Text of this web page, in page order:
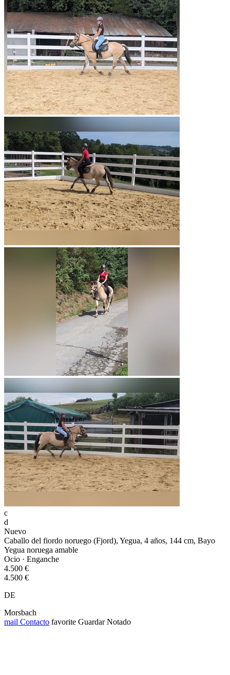
c
d
Nuevo
Caballo del fiordo noruego (Fjord), Yegua, 4 años, 144 cm, Bayo
Yegua noruega amable
Ocio · Enganche
4.500 €
4.500 €
DE
Morsbach
mail Contacto favorite Guardar Notado